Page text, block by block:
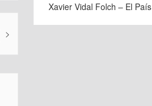
Xavier Vidal Folch – El País